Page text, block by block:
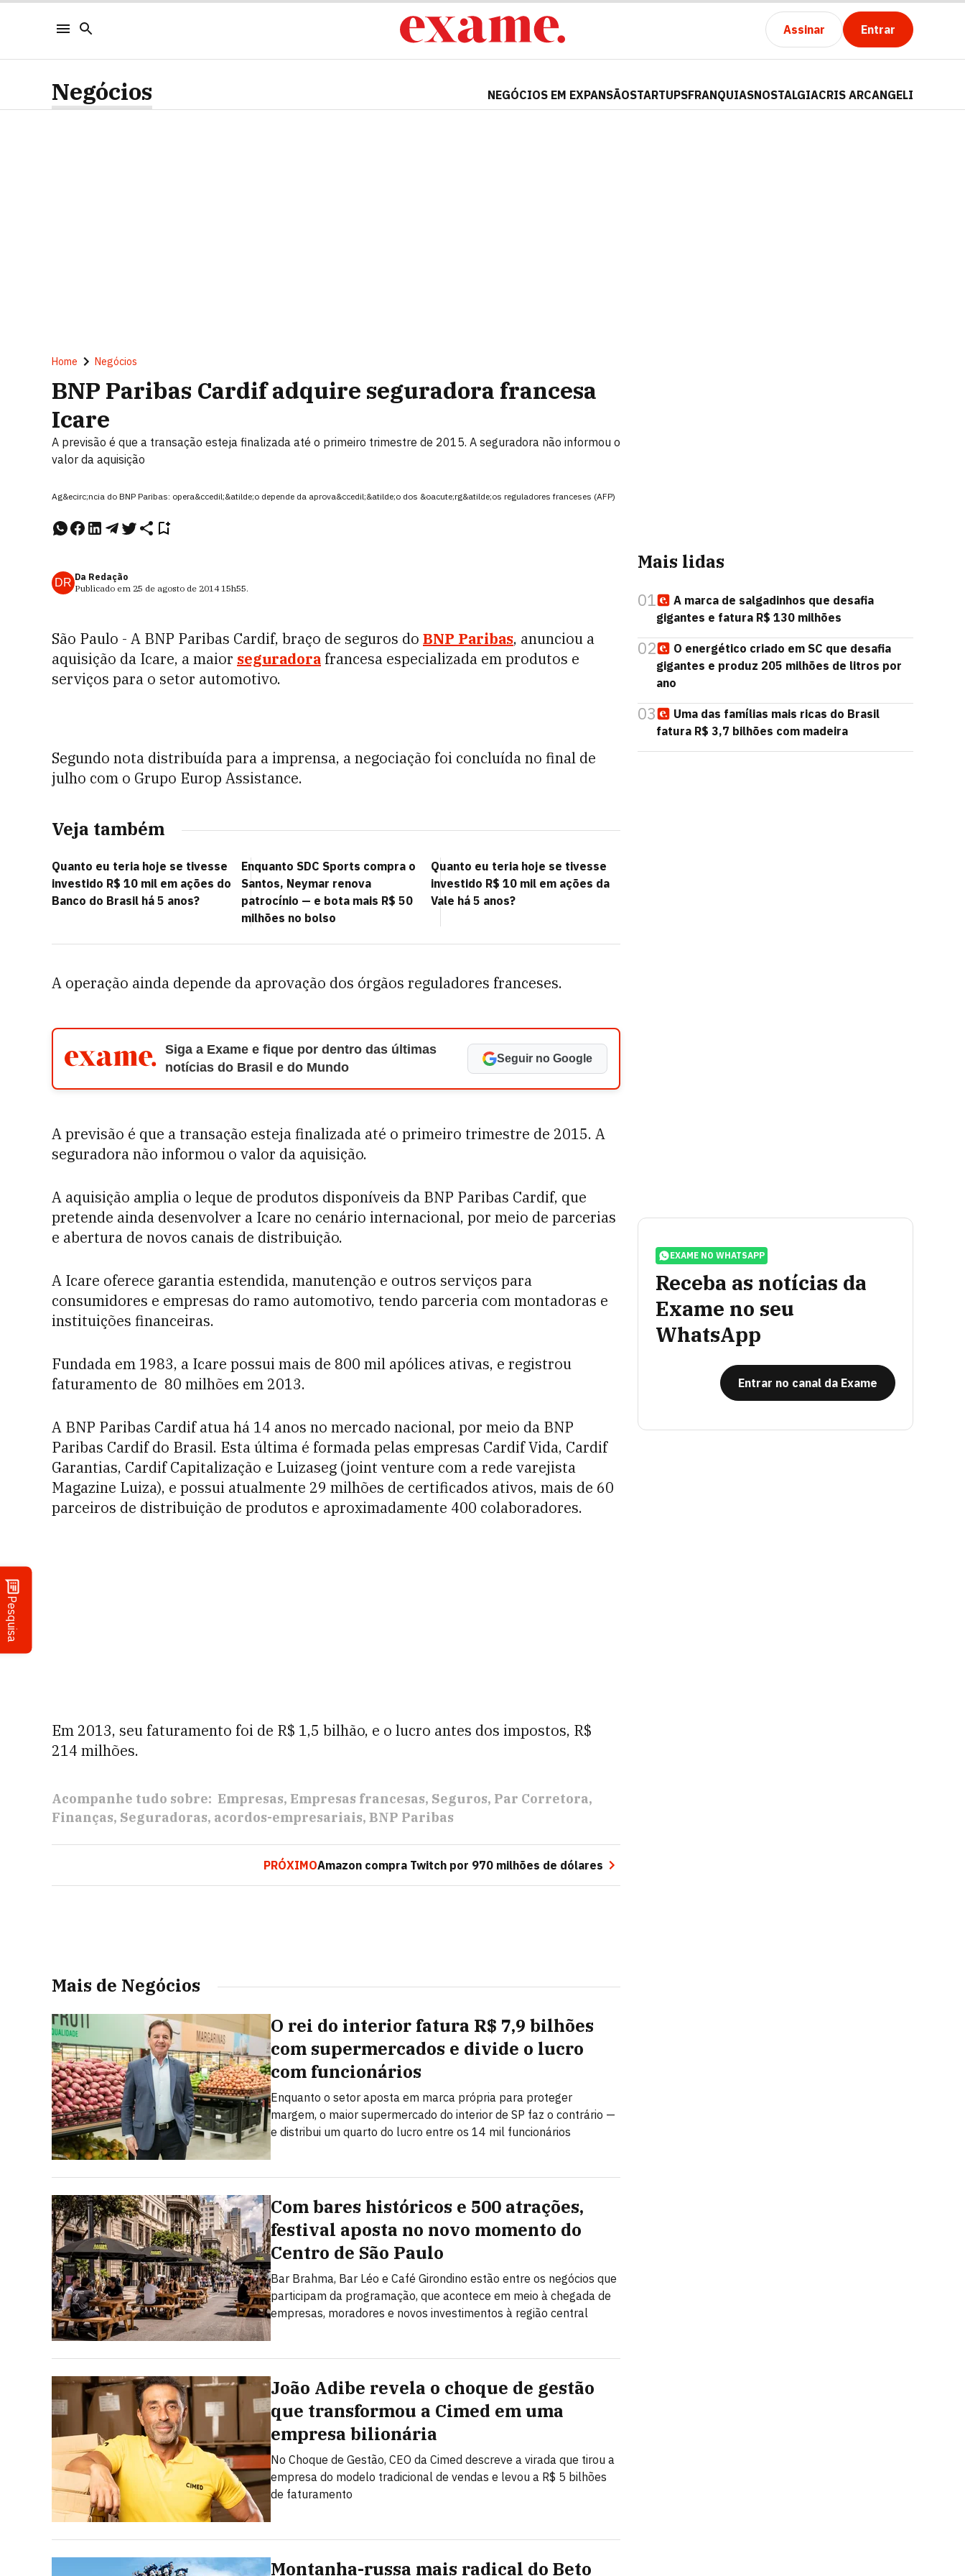
Assinar Entrar
Pesquisa
Negócios NEGÓCIOS EM EXPANSÃOSTARTUPSFRANQUIASNOSTALGIACRIS ARCANGELI
Home Negócios
BNP Paribas Cardif adquire seguradora francesa
Icare
A previsão é que a transação esteja finalizada até o primeiro trimestre de 2015. A seguradora não informou o
valor da aquisição
Ag&ecirc;ncia do BNP Paribas: opera&ccedil;&atilde;o depende da aprova&ccedil;&atilde;o dos &oacute;rg&atilde;os reguladores franceses (AFP)
DR Da Redação
Publicado em 25 de agosto de 2014 15h55.
São Paulo - A BNP Paribas Cardif, braço de seguros do BNP Paribas, anunciou a
aquisição da Icare, a maior seguradora francesa especializada em produtos e
serviços para o setor automotivo.
Segundo nota distribuída para a imprensa, a negociação foi concluída no final de
julho com o Grupo Europ Assistance.
Veja também
Quanto eu teria hoje se tivesse
investido R$ 10 mil em ações do
Banco do Brasil há 5 anos?
Enquanto SDC Sports compra o
Santos, Neymar renova
patrocínio — e bota mais R$ 50
milhões no bolso
Quanto eu teria hoje se tivesse
investido R$ 10 mil em ações da
Vale há 5 anos?
A operação ainda depende da aprovação dos órgãos reguladores franceses.
Siga a Exame e fique por dentro das últimas
notícias do Brasil e do Mundo
Seguir no Google
A previsão é que a transação esteja finalizada até o primeiro trimestre de 2015. A
seguradora não informou o valor da aquisição.
A aquisição amplia o leque de produtos disponíveis da BNP Paribas Cardif, que
pretende ainda desenvolver a Icare no cenário internacional, por meio de parcerias
e abertura de novos canais de distribuição.
A Icare oferece garantia estendida, manutenção e outros serviços para
consumidores e empresas do ramo automotivo, tendo parceria com montadoras e
instituições financeiras.
Fundada em 1983, a Icare possui mais de 800 mil apólices ativas, e registrou
faturamento de  80 milhões em 2013.
A BNP Paribas Cardif atua há 14 anos no mercado nacional, por meio da BNP
Paribas Cardif do Brasil. Esta última é formada pelas empresas Cardif Vida, Cardif
Garantias, Cardif Capitalização e Luizaseg (joint venture com a rede varejista
Magazine Luiza), e possui atualmente 29 milhões de certificados ativos, mais de 60
parceiros de distribuição de produtos e aproximadamente 400 colaboradores.
Em 2013, seu faturamento foi de R$ 1,5 bilhão, e o lucro antes dos impostos, R$
214 milhões.
Acompanhe tudo sobre: Empresas Empresas francesas Seguros Par Corretora
Finanças Seguradoras acordos-empresariais BNP Paribas
PRÓXIMOAmazon compra Twitch por 970 milhões de dólares
Mais de Negócios
O rei do interior fatura R$ 7,9 bilhões
com supermercados e divide o lucro
com funcionários
Enquanto o setor aposta em marca própria para proteger
margem, o maior supermercado do interior de SP faz o contrário —
e distribui um quarto do lucro entre os 14 mil funcionários
Com bares históricos e 500 atrações,
festival aposta no novo momento do
Centro de São Paulo
Bar Brahma, Bar Léo e Café Girondino estão entre os negócios que
participam da programação, que acontece em meio à chegada de
empresas, moradores e novos investimentos à região central
João Adibe revela o choque de gestão
que transformou a Cimed em uma
empresa bilionária
No Choque de Gestão, CEO da Cimed descreve a virada que tirou a
empresa do modelo tradicional de vendas e levou a R$ 5 bilhões
de faturamento
Montanha-russa mais radical do Beto
Mais lidas
01
A marca de salgadinhos que desafia
gigantes e fatura R$ 130 milhões
02
O energético criado em SC que desafia
gigantes e produz 205 milhões de litros por
ano
03
Uma das famílias mais ricas do Brasil
fatura R$ 3,7 bilhões com madeira
EXAME NO WHATSAPP
Receba as notícias da
Exame no seu
WhatsApp
Entrar no canal da Exame